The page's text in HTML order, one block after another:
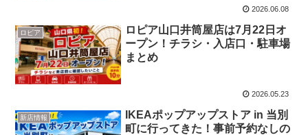
2026.06.08
ロピア
ロピア山口井筒屋店は7月22日オ
ープン！チラシ・入店口・駐車場
まとめ
2026.05.23
新店情報
IKEAポップアップストア in 当別
町に行ってきた！事前予約なしの